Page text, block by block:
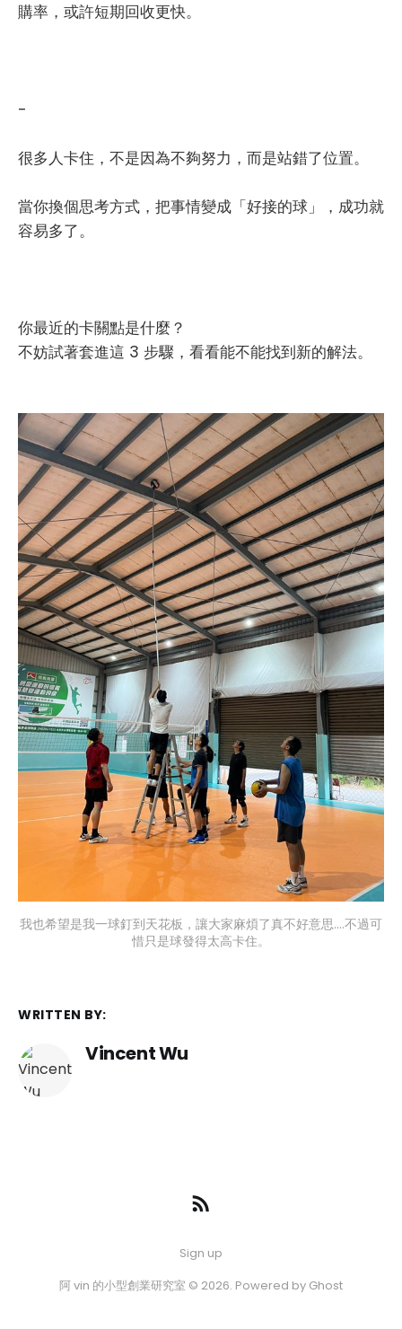
購率，或許短期回收更快。
-
很多人卡住，不是因為不夠努力，而是站錯了位置。
當你換個思考方式，把事情變成「好接的球」，成功就
容易多了。
你最近的卡關點是什麼？
不妨試著套進這 3 步驟，看看能不能找到新的解法。
我也希望是我一球釘到天花板，讓大家麻煩了真不好意思….不過可
惜只是球發得太高卡住。
WRITTEN BY:
Vincent Wu
Sign up
阿 vin 的小型創業研究室 © 2026. Powered by Ghost